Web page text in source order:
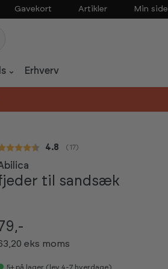
Gavekort Artikler Min side
Erhverv
Gennemsnitlig vurdering:
4.8 ( stemmer:
17 )
til sandsæk
eks moms
5+ på lager (lev 4-7 hverdage)